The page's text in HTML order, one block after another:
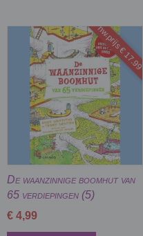
nw.prijs € 17.99
De waanzinnige boomhut van
65 verdiepingen (5)
€ 4,99